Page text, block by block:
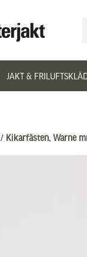
JAKT &
/ Kikarfästen, Warne